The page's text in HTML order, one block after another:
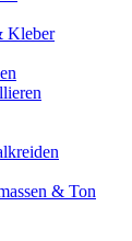
Kleber
& Ton